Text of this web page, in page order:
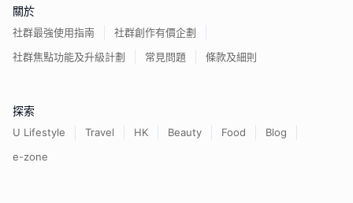
關於
社群最強使用指南
社群創作有價企劃
社群焦點功能及升級計劃
常見問題 條款及細則
探索
U Lifestyle Travel HK Beauty Food
Blog
e-zone